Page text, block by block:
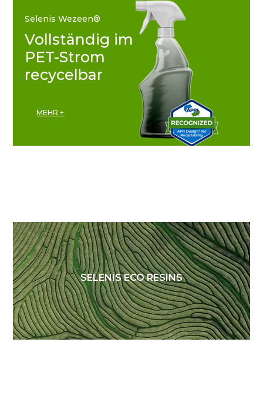
Selenis Wezeen®
Vollständig im
PET-Strom
recycelbar
MEHR +
SELENIS ECO RESINS